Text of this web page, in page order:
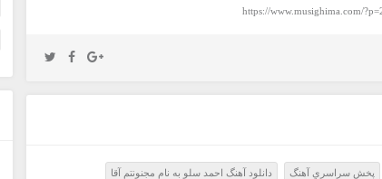
https://www.musighima.com/
پخش سراسري آهنگ دانلود آهنگ احمد سلو به نام مجنونتم آقا